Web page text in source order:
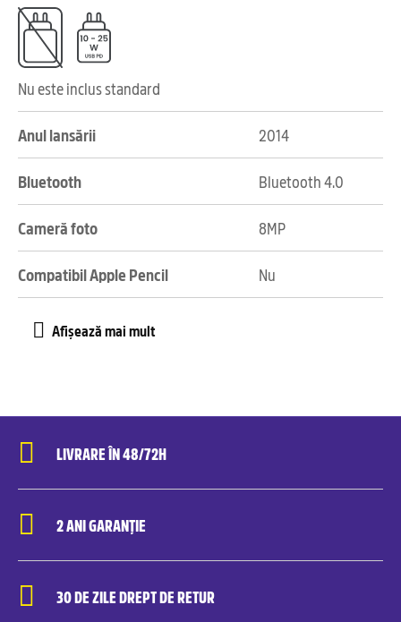
Nu este inclus standard
Anul lansării 2014
Bluetooth Bluetooth 4.0
Cameră foto 8MP
Compatibil Apple Pencil Nu
LIVRARE ÎN 48/72H
2 ANI GARANȚIE
30 DE ZILE DREPT DE RETUR